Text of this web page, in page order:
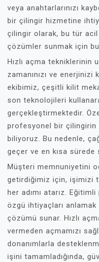
veya anahtarlarınızı
bir çilingir hizmetine
çilingir olarak, bu tür acil
çözümler sunmak için
Hızlı açma tekniklerinin
zamanınızı ve enerjinizi
ekibimiz, çeşitli kilit
son teknolojileri
gerçekleştirmektedir.
profesyonel bir çilingirin
biliyoruz. Bu nedenle,
geçer ve en kısa sürede
Müşteri memnuniyetini
getirdiğimiz için, işimizi
her adımı atarız.
özgü ihtiyaçları
çözümü sunar. Hızlı
vermeden açmamızı
donanımlarla
işini tamamladığında,